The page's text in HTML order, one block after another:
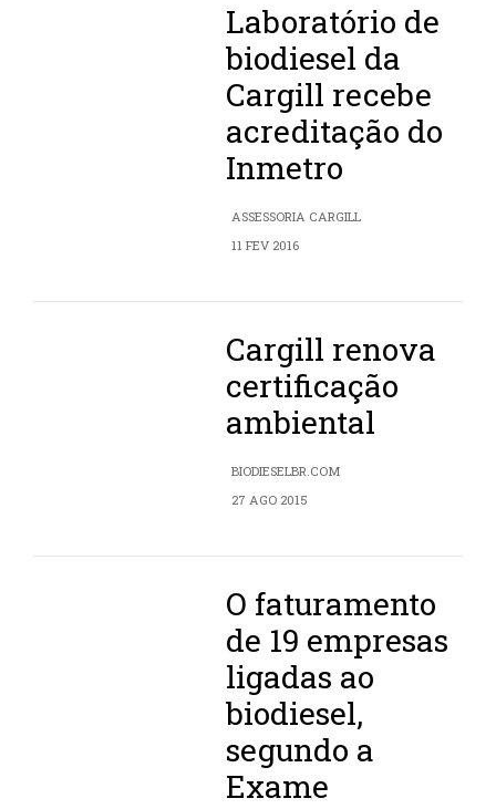
Laboratório de
biodiesel da
Cargill recebe
acreditação do
Inmetro
ASSESSORIA CARGILL
11 FEV 2016
Cargill renova
certificação
ambiental
BIODIESELBR.COM
27 AGO 2015
O faturamento
de 19 empresas
ligadas ao
biodiesel,
segundo a
Exame